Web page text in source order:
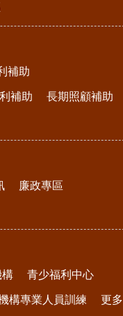
補助
補助 長期照顧補助
廉政專區
構 青少福利中心
構專業人員訓練 更多